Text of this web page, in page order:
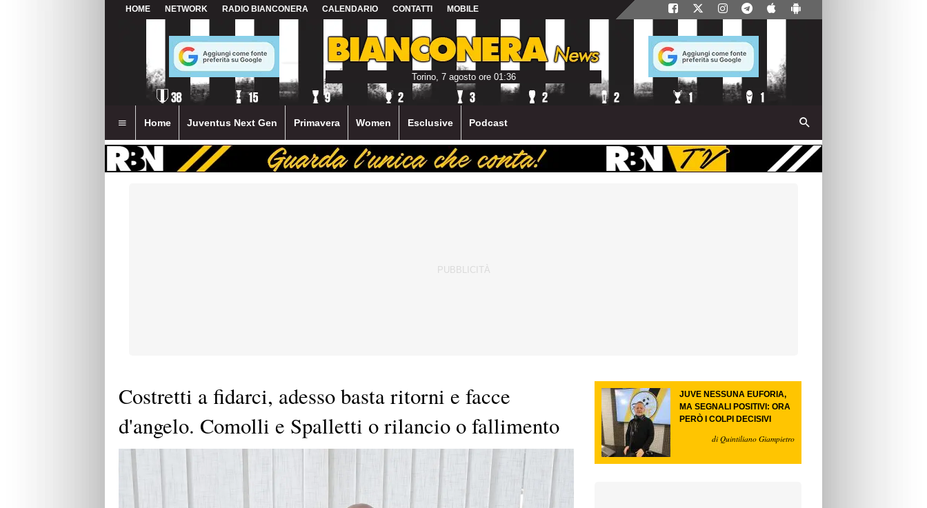
HOME NETWORK RADIO BIANCONERA CALENDARIO CONTATTI MOBILE
Torino, 7 agosto ore 01:36
Home Juventus Next Gen Primavera Women Esclusive Podcast
Costretti a fidarci, adesso basta ritorni e facce
d'angelo. Comolli e Spalletti o rilancio o fallimento
JUVE NESSUNA EUFORIA,
MA SEGNALI POSITIVI: ORA
PERÒ I COLPI DECISIVI
di Quintiliano Giampietro